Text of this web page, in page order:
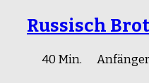
Russisch Brot
40 Min. Anfänger